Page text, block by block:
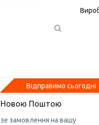
Відправимо сьогодні
Новою Поштою
замовлення на вашу